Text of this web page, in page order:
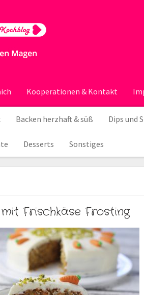
Kooperationen & Kontakt
Backen herzhaft & süß Dips und
Desserts Sonstiges
Frischkäse Frosting